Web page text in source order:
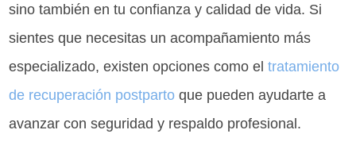
sino también en tu confianza y calidad de vida. Si
sientes que necesitas un acompañamiento más
especializado, existen opciones como eltratamiento
de recuperación postparto que pueden ayudarte a
avanzar con seguridad y respaldo profesional.